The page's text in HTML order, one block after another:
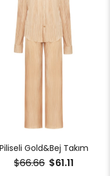
Piliseli Gold&Bej Takım
$61.11
$66.66